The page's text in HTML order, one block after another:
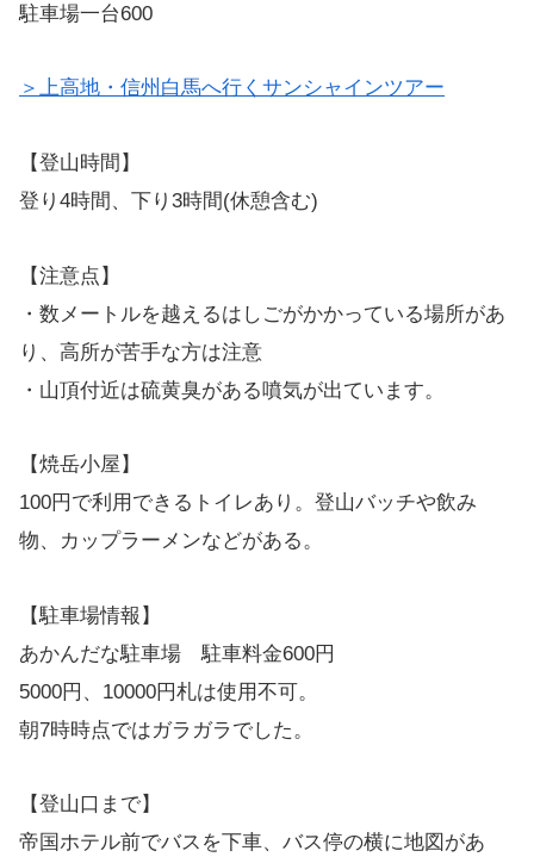
駐車場一台600
＞上高地・信州白馬へ行くサンシャインツアー
【登山時間】
登り4時間、下り3時間(休憩含む)
【注意点】
・数メートルを越えるはしごがかかっている場所があ
り、高所が苦手な方は注意
・山頂付近は硫黄臭がある噴気が出ています。
【焼岳小屋】
100円で利用できるトイレあり。登山バッチや飲み
物、カップラーメンなどがある。
【駐車場情報】
あかんだな駐車場 駐車料金600円
5000円、10000円札は使用不可。
朝7時時点ではガラガラでした。
【登山口まで】
帝国ホテル前でバスを下車、バス停の横に地図があ